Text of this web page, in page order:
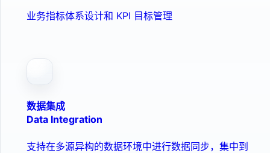
业务指标体系设计和 KPI 目标管理
数据集成
Data Integration
支持在多源异构的数据环境中进行数据同步，集中到